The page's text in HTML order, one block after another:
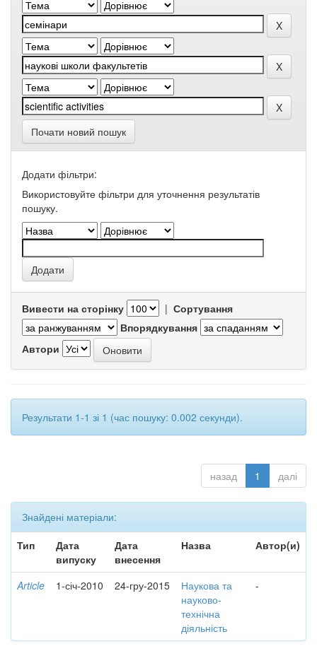
Почати новий пошук
Додати фільтри:
Використовуйте фільтри для уточнення результатів
пошуку.
Вивести на сторінку | Сортування
Впорядкування
Автори
Результати 1-1 зі 1 (час пошуку: 0.002 секунди).
назад 1 далі
Знайдені матеріали:
Тип
Дата
випуску
Дата
внесення
Назва Автор(и)
Article 1-січ-2010 24-гру-2015
Наукова та
науково-
технічна
діяльність
-